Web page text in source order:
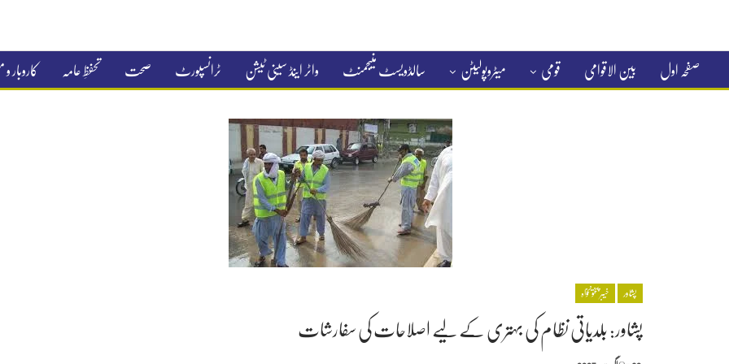
صفحہ اول بین الاقوامی قومی میٹروپولیٹن سالڈویسٹ منیجمنٹ واٹر اینڈ سینی ٹیشن ٹرانسپورٹ صحت تحفظِ عامہ کاروبار
پشاور خیبر پختونخواہ
پشاور: بلدیاتی نظام کی بہتری کے لیے اصلاحات کی سفارشات